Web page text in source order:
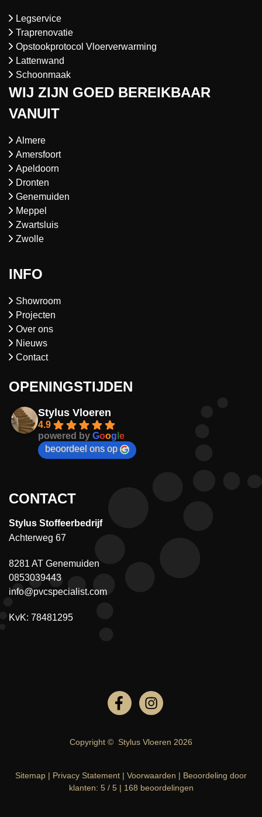
Legservice
Traprenovatie
Opstookprotocol Vloerverwarming
Lattenwand
Schoonmaak
WIJ ZIJN GOED BEREIKBAAR
VANUIT
Almere
Amersfoort
Apeldoorn
Dronten
Genemuiden
Meppel
Zwartsluis
Zwolle
INFO
Showroom
Projecten
Over ons
Nieuws
Contact
OPENINGSTIJDEN
Stylus Vloeren
4.9
powered by Goog e
beoordeel ons op
CONTACT
Stylus Stoffeerbedrijf
Achterweg 67
8281 AT Genemuiden
0853039443
info@pvcspecialist.com
KvK: 78481295
Copyright © Stylus Vloeren 2026
Sitemap | Privacy Statement | Voorwaarden | Beoordeling door
klanten: 5/ 5| 168 beoordelingen